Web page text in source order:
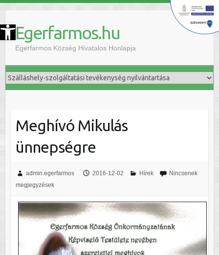
Eszköztár megnyitása Egerfarmos.hu
Egerfarmos Község Hivatalos Honlapja
Meghívó Mikulás
ünnepségre
admin.egerfarmos 2016-12-02 Hírek
Nincsenek
megjegyzések